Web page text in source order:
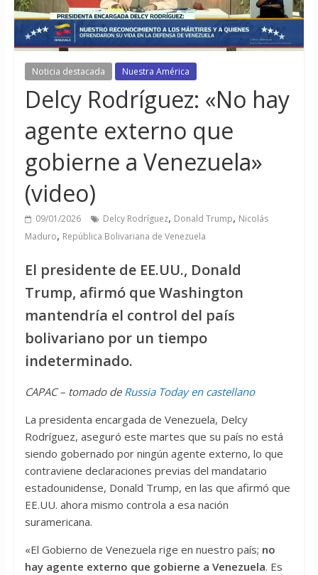
Noticia destacada Nuestra América
Delcy Rodríguez: «No hay
agente externo que
gobierne a Venezuela»
(video)
09/01/2026 Delcy Rodríguez, Donald Trump, Nicolás
Maduro, República Bolivariana de Venezuela
El presidente de EE.UU., Donald
Trump, afirmó que Washington
mantendría el control del país
bolivariano por un tiempo
indeterminado.
CAPAC – tomado de Russia Today en castellano
La presidenta encargada de Venezuela, Delcy
Rodríguez, aseguró este martes que su país no está
siendo gobernado por ningún agente externo, lo que
contraviene declaraciones previas del mandatario
estadounidense, Donald Trump, en las que afirmó que
EE.UU. ahora mismo controla a esa nación
suramericana.
«El Gobierno de Venezuela rige en nuestro país; no
hay agente externo que gobierne a Venezuela. Es